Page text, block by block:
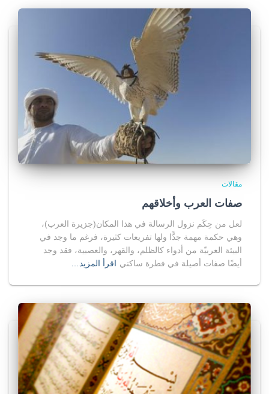
مقالات
صفات العرب وأخلاقهم
لعل من حِكَم نزول الرسالة في هذا المكان(جزيرة العرب)،
وهي حكمة مهمة جدًّا ولها تفريعات كثيرة، فرغم ما وجد في
البيئة العربيّة من أدواء كالظلم، والقهر، والعصبية، فقد وجد
أيضًا صفات أصيلة في فطرة ساكني اقرأ المزيد…